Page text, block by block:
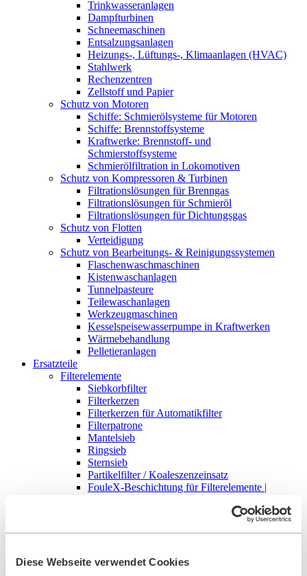
Diese Webseite verwendet Cookies
Trinkwasseranlagen
Dampfturbinen
Schneemaschinen
Entsalzungsanlagen
Heizungs-, Lüftungs-, Klimaanlagen (HVAC)
Stahlwerk
Rechenzentren
Zellstoff und Papier
Schutz von Motoren
Schiffe: Schmierölsysteme für Motoren
Schiffe: Brennstoffsysteme
Kraftwerke: Brennstoff- und
Schmierstoffsysteme
Schmierölfiltration in Lokomotiven
Schutz von Kompressoren & Turbinen
Filtrationslösungen für Brenngas
Filtrationslösungen für Schmieröl
Filtrationslösungen für Dichtungsgas
Schutz von Flotten
Verteidigung
Schutz von Bearbeitungs- & Reinigungssystemen
Flaschenwaschmaschinen
Kistenwaschanlagen
Tunnelpasteure
Teilewaschanlagen
Werkzeugmaschinen
Kesselspeisewasserpumpe in Kraftwerken
Wärmebehandlung
Pelletieranlagen
Ersatzteile
Filterelemente
Siebkorbfilter
Filterkerzen
Filterkerzen für Automatikfilter
Filterpatrone
Mantelsieb
Ringsieb
Sternsieb
Partikelfilter / Koaleszenzeinsatz
FouleX-Beschichtung für Filterelemente |
Elektronische Steuerung
Digitaler Differenzdruckanzeiger mit Transmitter